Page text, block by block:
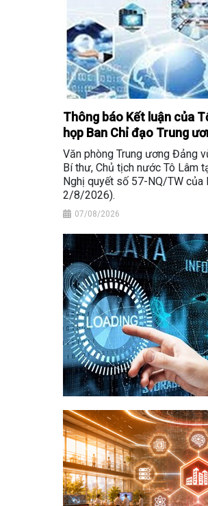
Thông báo Kết luận của
họp Ban Chỉ đạo Trung
Văn phòng Trung ương Đảng
Bí thư, Chủ tịch nước Tô Lâm
Nghị quyết số 57-NQ/TW của
2/8/2026).
07/08/2026